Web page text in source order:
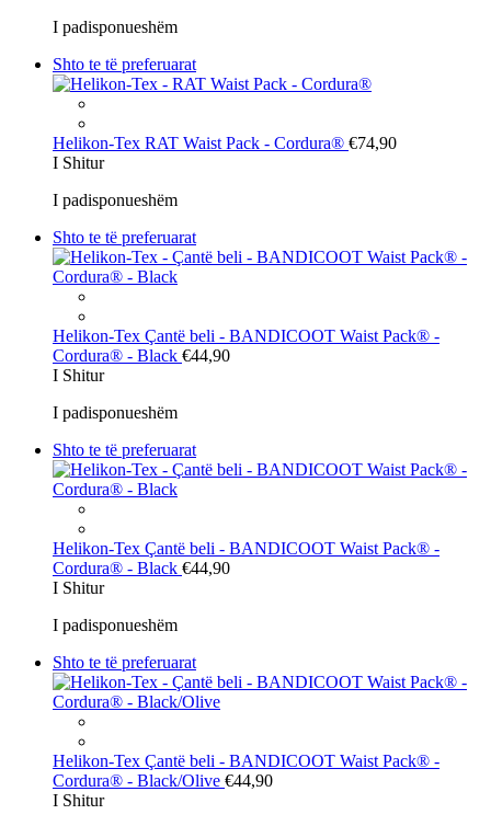
I padisponueshëm
Shto te të preferuarat
Helikon-Tex RAT Waist Pack - Cordura® €74,90
I Shitur
I padisponueshëm
Shto te të preferuarat
Helikon-Tex Çantë beli - BANDICOOT Waist Pack® -
Cordura® - Black €44,90
I Shitur
I padisponueshëm
Shto te të preferuarat
Helikon-Tex Çantë beli - BANDICOOT Waist Pack® -
Cordura® - Black €44,90
I Shitur
I padisponueshëm
Shto te të preferuarat
Helikon-Tex Çantë beli - BANDICOOT Waist Pack® -
Cordura® - Black/Olive €44,90
I Shitur